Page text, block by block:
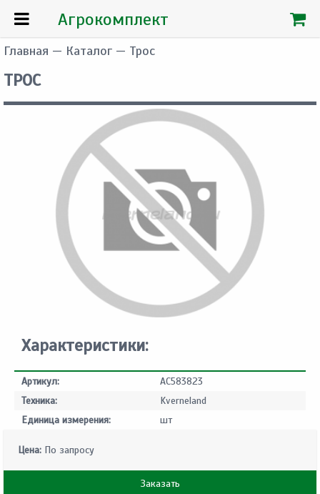
Главная — Каталог — Трос
ТРОС
Характеристики:
Артикул:
AC583823
Техника:
Kverneland
Единица измерения:
шт
Цена: По запросу
Заказать
Агрокомплект